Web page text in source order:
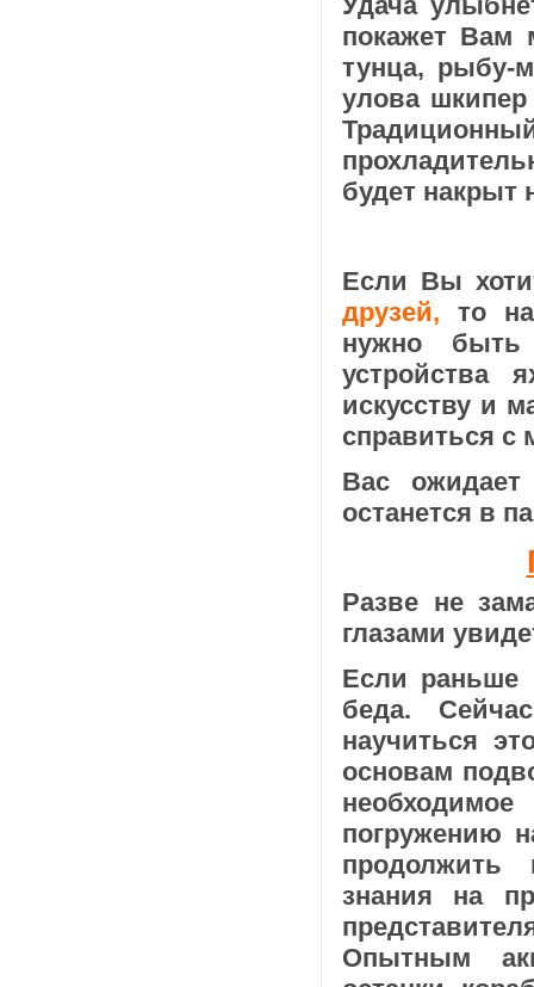
покажет Вам
тунца, рыбу-
улова шкипер
будет накрыт
Если Вы
друзей, то
нужно
устройства
искусству и
справиться с
Вас
останется в
Разве не
глазами
Если раньше
беда.
научиться
основам
погружению
продолжить
знания на
Опытным